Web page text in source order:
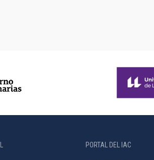
PORTAL DEL IAC